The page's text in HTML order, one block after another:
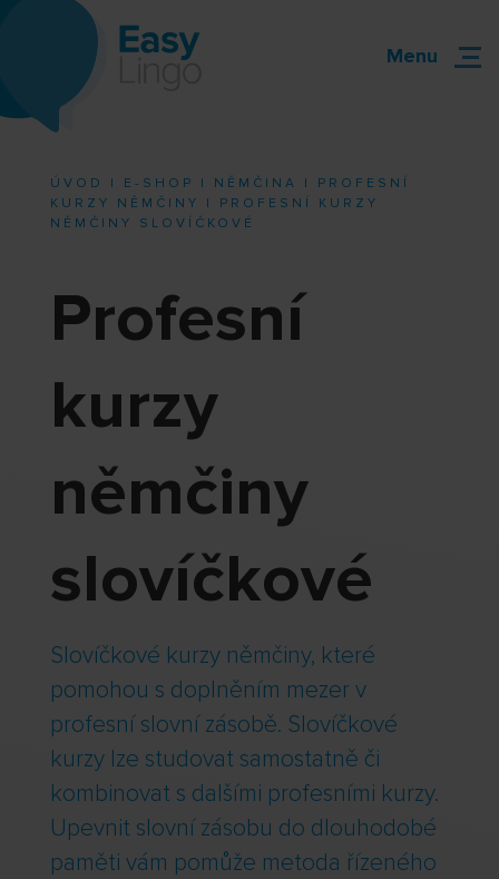
Menu
ÚVOD | E-SHOP | NĚMČINA | PROFESNÍ
KURZY NĚMČINY
| PROFESNÍ KURZY
NĚMČINY SLOVÍČKOVÉ
Profesní
kurzy
němčiny
slovíčkové
Slovíčkové kurzy němčiny, které
pomohou s doplněním mezer v
profesní slovní zásobě. Slovíčkové
kurzy lze studovat samostatně či
kombinovat s dalšími profesními kurzy.
Upevnit slovní zásobu do dlouhodobé
paměti vám pomůže metoda řízeného